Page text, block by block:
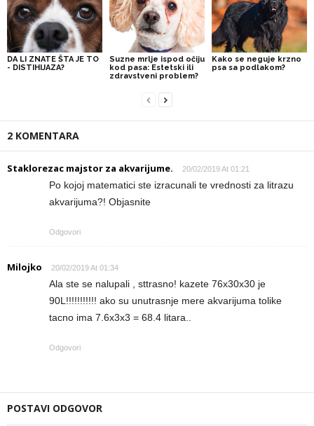
DA LI ZNATE ŠTA JE TO
- DISTIHIJAZA?
Suzne mrlje ispod očiju
kod pasa: Estetski ili
zdravstveni problem?
Kako se neguje krzno
psa sa podlakom?
2 KOMENTARA
Staklorezac majstor za akvarijume. 20/02/2019 At 01:21
Po kojoj matematici ste izracunali te vrednosti za litrazu
akvarijuma?! Objasnite
Odgovori
Milojko 20/02/2019 At 01:34
Ala ste se nalupali , sttrasno! kazete 76x30x30 je
90L!!!!!!!!!!! ako su unutrasnje mere akvarijuma tolike
tacno ima 7.6x3x3 = 68.4 litara..
Odgovori
POSTAVI ODGOVOR